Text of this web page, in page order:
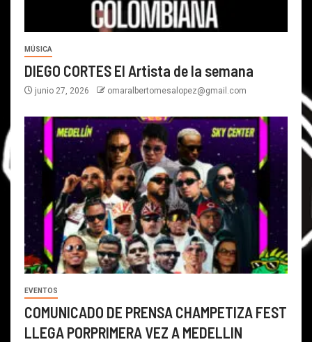
MÚSICA
DIEGO CORTES El Artista de la semana
junio 27, 2026 omaralbertomesalopez@gmail.com
EVENTOS
COMUNICADO DE PRENSA CHAMPETIZA FEST
LLEGA PORPRIMERA VEZ A MEDELLIN